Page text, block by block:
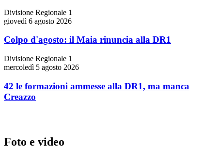
Divisione Regionale 1
giovedì 6 agosto 2026
Colpo d'agosto: il Maia rinuncia alla DR1
Divisione Regionale 1
mercoledì 5 agosto 2026
42 le formazioni ammesse alla DR1, ma manca
Creazzo
Foto e video